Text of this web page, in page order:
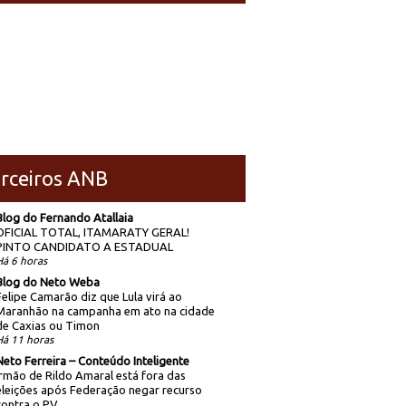
ANB
do Fernando Atallaia
TOTAL, ITAMARATY GERAL!
CANDIDATO A ESTADUAL
6 horas
do Neto Weba
Camarão diz que Lula virá ao
na campanha em ato na cidade
Caxias ou Timon
11 horas
Ferreira – Conteúdo Inteligente
de Rildo Amaral está fora das
após Federação negar recurso